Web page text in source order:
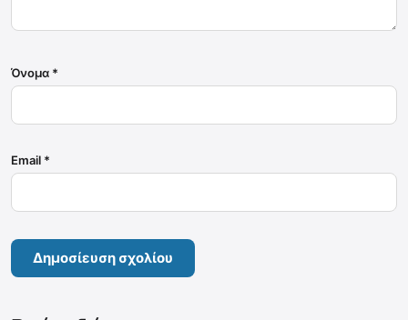
Όνομα *
Email *